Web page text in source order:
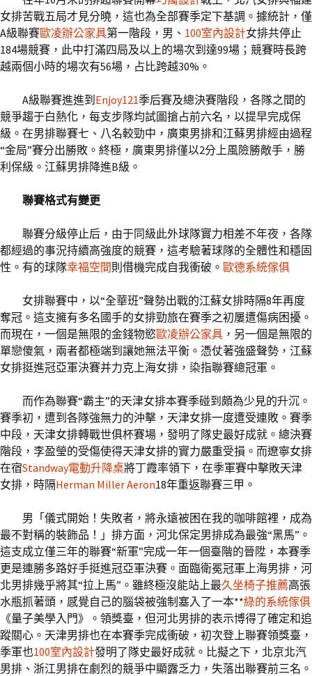
女排苦戰五局才見分曉，這也為全部賽季定下基調。據統計，僅
A級聯賽歐凌辦公家具第一階段，男、 100室內設計女排共停止
184場競賽，此中打滿四局及以上的場次到達99場；競賽時長跨
越兩個小時的場次有56場，占比跨越30%。
A級聯賽進進到 Enjoy121季后賽及總決賽階段，各隊之間的
競爭趨于白熱化，每支步隊均試圖搶占前六名，以提早完成保
級。在男排聯賽七、八名較勁中，廣東男排和江蘇男排經由過程
“金局”賽分出勝敗。終極，廣東男排僅以2分上風險勝敵手，勝
利保級。江蘇男排降進B級。
聯賽格式有變更
聯賽分級停止后，由于同級此外球隊實力相差不年夜，各隊
都經過的事況持續高強度的競賽，這考驗著球隊的全體性和穩固
性。有的球隊幸福空間則借機完成自我衝破。 歐德系統傢俱
女排聯賽中，以“全華班”聲勢出戰的江蘇女排時隔8年再度
奪冠。這支擁有多名國手的女排勁旅在賽季之初屢遭傷病困擾。
而現在，一個是無限的金錢物慾歐凌辦公家具 ，另一個是無限的
單戀傻氣，兩者都極端到讓她無法平衡。憑仗著強盛聲勢，江蘇
女排挺進冠亞軍決賽并力克上海女排，染指聯賽總冠軍。
而作為聯賽“霸主”的天津女排本賽季碰到頗為少見的升沉。
賽季初，遭到各隊強無力的沖擊，天津女排一度遭受連敗。賽季
中段，天津女排轉戰世俱杯賽場，發明了隊史最好成就。總決賽
階段，李盈瑩的受傷使得天津女排的實力嚴重受損。而遼寧女排
在宿Standway電動升降桌將丁霞率領下，在季軍賽中擊敗天津
女排，時隔Herman Miller Aeron18年重返聯賽三甲。
男「儀式開始！失敗者，將永遠被困在我的咖啡館裡，成為
最不對稱的裝飾品！」排方面，河北保定男排成為最強“黑馬”。
這支成立僅三年的聯賽“新軍”完成一年一個臺階的晉陞，本賽季
更是連勝多路好手挺進冠亞軍決賽。面臨衛冕冠軍上海男排，河
北男排幾乎將其“拉上馬”。雖終極沒能站上最久坐椅子推薦高張
水瓶抓著頭，感覺自己的腦袋被強制塞入了一本**綠的系統傢俱
《量子美學入門》。領獎臺，但河北男排的表示博得了確定和追
蹤關心。天津男排也在本賽季完成衝破，初次登上聯賽領獎臺，
季軍也100室內設計發明了隊史最好成就。比擬之下，北京北汽
男排、浙江男排在劇烈的競爭中顯露乏力，失落出聯賽前三名。